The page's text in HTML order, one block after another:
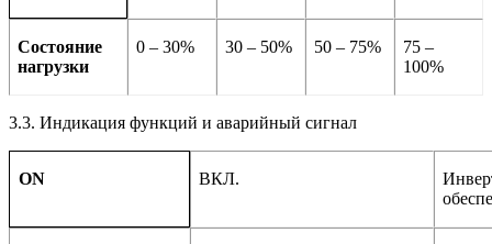
Состояние
нагрузки
0 – 30% 30 – 50% 50 – 75%
75 –
100%
3.3. Индикация функций и аварийный сигнал
ON ВКЛ.